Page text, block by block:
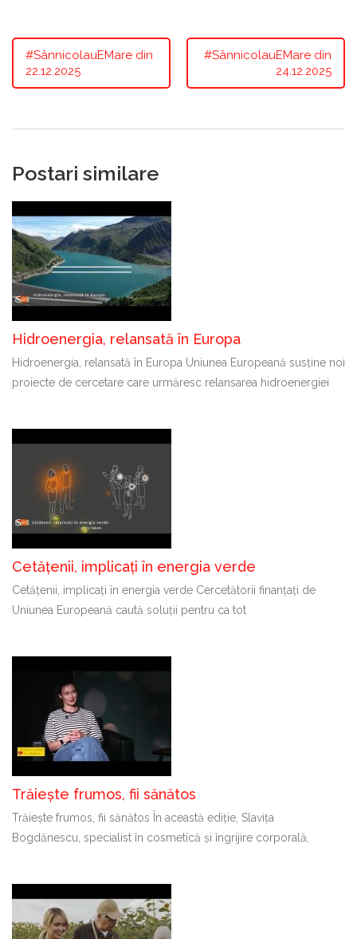
#SânnicolauEMare din
22.12.2025
#SânnicolauEMare din
24.12.2025
Postari similare
Hidroenergia, relansată în Europa
Hidroenergia, relansată în Europa Uniunea Europeană susține noi
proiecte de cercetare care urmăresc relansarea hidroenergiei
Cetățenii, implicați în energia verde
Cetățenii, implicați în energia verde Cercetătorii finanțați de
Uniunea Europeană caută soluții pentru ca tot
Trăiește frumos, fii sănătos
Trăiește frumos, fii sănătos În această ediție, Slavița
Bogdănescu, specialist în cosmetică și îngrijire corporală,